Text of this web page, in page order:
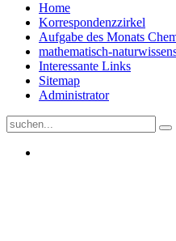
Home
Korrespondenzzirkel
Aufgabe des Monats
mathematisch-
Interessante Links
Sitemap
Administrator